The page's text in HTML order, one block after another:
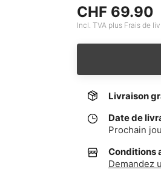
CHF 69.90
Incl. TVA plus Frais de
Livraison
Date de
Prochain
Conditions
Demandez